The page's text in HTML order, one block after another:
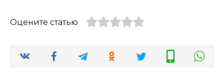
Оцените статью